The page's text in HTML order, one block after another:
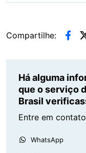
Compartilhe:
Há alguma
que o serviço
Brasil
Entre em
WhatsApp